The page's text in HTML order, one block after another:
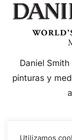
Daniel
pinturas y
Utilizamos